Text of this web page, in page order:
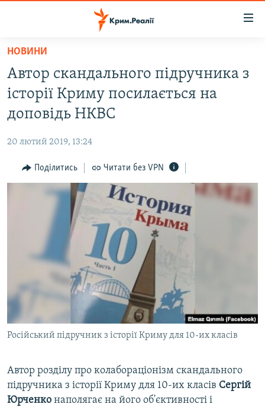
Перейти
основного
матеріалу
Перейти
до
основної
Перейти
до
ВОДА.КРИМ
ВІДЕО ТА ФОТО
БЛОГИ
ПОГЛЯД
ІНТЕРВ'Ю
ВСЕ ЗА ДЕНЬ
СПЕЦПРОЕКТИ
ДЕПОРТАЦІЯ
ВІДЕОУРОКИ «ELIFBE»
СВІДЧЕННЯ ОКУПАЦІЇ
УКРАЇНСЬКА ПРОБЛЕМА КРИМУ
ІНФОГРАФІКА
ЯК ОБІЙТИ БЛОКУВАННЯ
Русский
ДОЛУЧАЙСЯ!
Усі сайти RFE/RL
НОВИНИ
Автор скандального підручника з
історії Криму посилається на
доповідь НКВС
20 лютий 2019, 13:24
Поділитись Читати без VPN
Російський підручник з історії Криму для 10-их класів
Автор розділу про колабораціонізм скандального
підручника з історії Криму для 10-их класів Сергій
Юрченко наполягає на його об'єктивності і